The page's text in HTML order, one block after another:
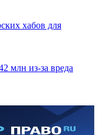
хабов для
млн из-за вреда